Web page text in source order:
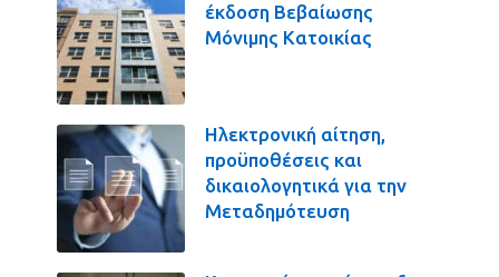
έκδοση Βεβαίωσης
Μόνιμης Κατοικίας
Ηλεκτρονική αίτηση,
προϋποθέσεις και
δικαιολογητικά για την
Μεταδημότευση